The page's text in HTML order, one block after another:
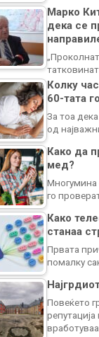
Марко
дека се
Колку
60-тата
За тоа
од
Како да
мед?
Многумина
го
Како
станаа
Првата
помалку
Повеќето